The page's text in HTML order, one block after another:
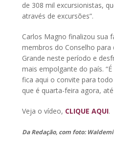
de 308 mil excursionistas,
através de excursões”.
Carlos Magno finalizou sua
membros do Conselho para
Grande neste período e
mais empolgante do país.
fica aqui o convite para
que é quarta-feira agora,
Veja o vídeo, CLIQUE AQUI.
Da Redação, com foto: